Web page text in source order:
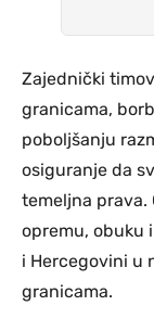
Zajednički
granicama,
poboljšanju
osiguranje da
temeljna prava.
opremu, obuku
i Hercegovini u
granicama.